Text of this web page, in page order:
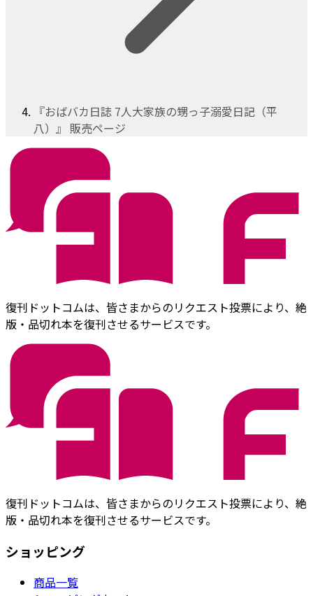
『おばバカ日誌 7人大家族の甥っ子溺愛日記（平
八）』 販売ページ
復刊ドットコムは、皆さまからのリクエスト投票により、絶
版・品切れ本を復刊させるサービスです。
復刊ドットコムは、皆さまからのリクエスト投票により、絶
版・品切れ本を復刊させるサービスです。
ショッピング
商品一覧